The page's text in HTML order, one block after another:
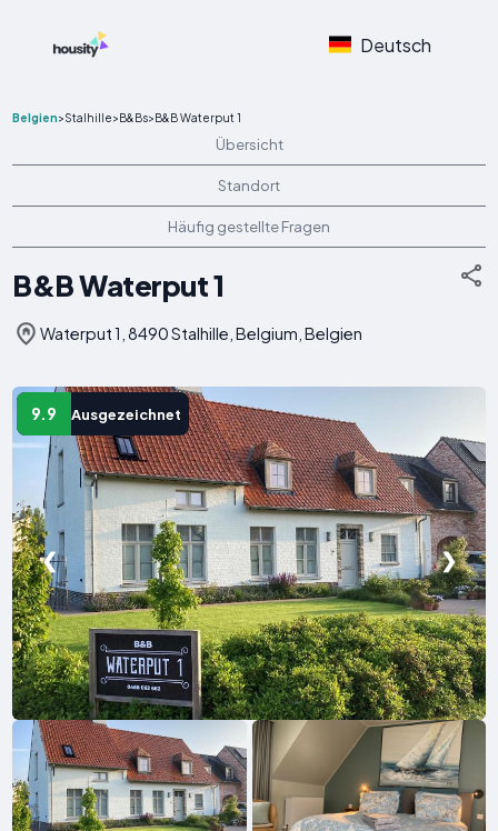
Deutsch
Belgien>Stalhille>B&Bs>B&B Waterput 1
Übersicht
Standort
Häufig gestellte Fragen
B&B Waterput 1
Waterput 1, 8490 Stalhille, Belgium, Belgien
9.9 Ausgezeichnet
❮ ❯